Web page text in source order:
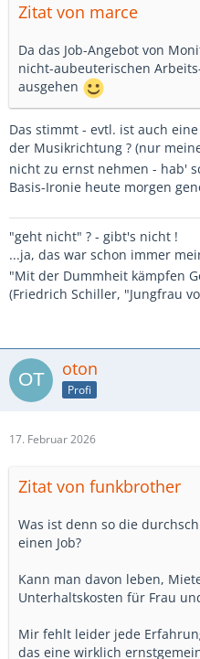
Zitat von marce
Da das Job-Angebot von
nicht-aubeuterischen
ausgehen
Das stimmt - evtl. ist auch
der Musikrichtung ? (nur
nicht zu ernst nehmen - hab'
Basis-Ironie heute morgen
"geht nicht" ? - gibt's nicht !
...ja, das war schon immer
"Mit der Dummheit kämpfen
(Friedrich Schiller, "Jungfrau
oton
Profi
17. Februar 2026
Zitat von funkbrother
Was ist denn so die
einen Job?
Kann man davon leben,
Unterhaltskosten für Frau
Mir fehlt leider jede
das eine wirklich